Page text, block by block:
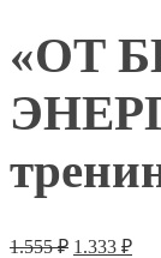
«ОТ
1.555₽ 1.333 ₽